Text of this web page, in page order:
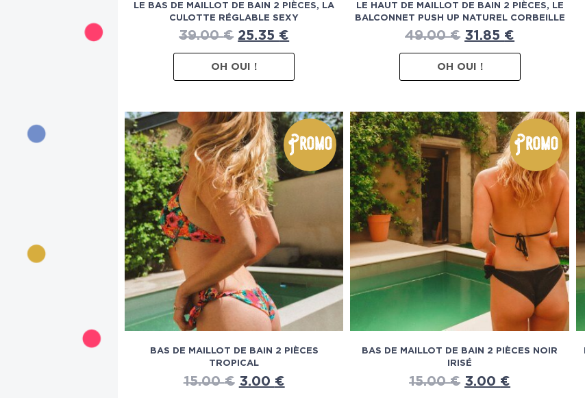
LE BAS DE MAILLOT DE BAIN 2 PIÈCES, LA
CULOTTE RÉGLABLE SEXY
39.00€ 25.35 €
OH OUI !
LE HAUT DE MAILLOT DE BAIN 2 PIÈCES, LE
BALCONNET PUSH UP NATUREL CORBEILLE
49.00€ 31.85 €
OH OUI !
Promo
BAS DE MAILLOT DE BAIN 2 PIÈCES
TROPICAL
15.00€ 3.00 €
Promo
BAS DE MAILLOT DE BAIN 2 PIÈCES NOIR
IRISÉ
15.00€ 3.00 €